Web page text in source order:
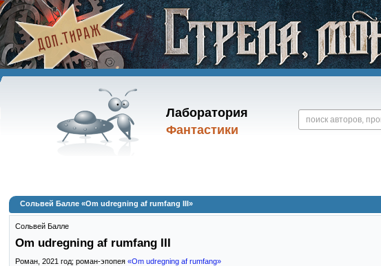
Лаборатория
Фантастики
Сольвей Балле «Om udregning af rumfang III»
Сольвей Балле
Om udregning af rumfang III
Роман, 2021 год; роман-эпопея «Om udregning af rumfang»